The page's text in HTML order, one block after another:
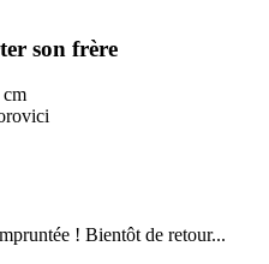
son frère
! Bientôt de retour...